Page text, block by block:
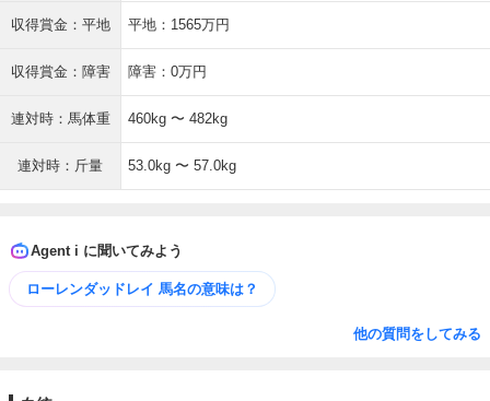
収得賞金：平地 平地：1565万円
収得賞金：障害 障害：0万円
連対時：馬体重 460kg 〜 482kg
連対時：斤量 53.0kg 〜 57.0kg
Agent i に聞いてみよう
ローレンダッドレイ 馬名の意味は？
他の質問をしてみる